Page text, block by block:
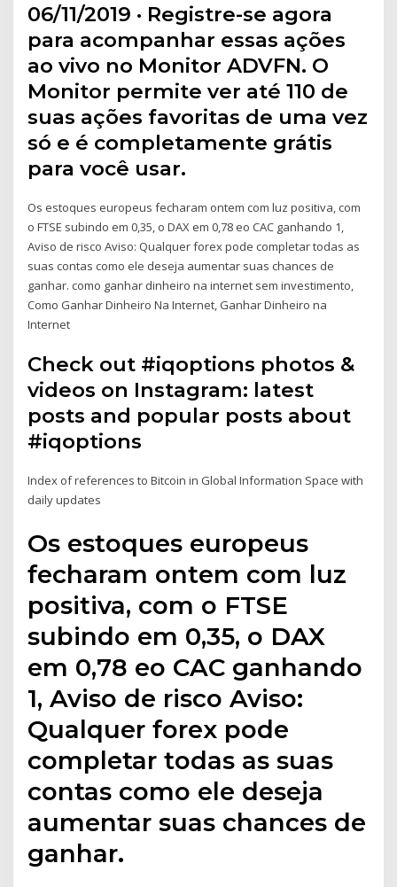
06/11/2019 · Registre-se agora
para acompanhar essas ações
ao vivo no Monitor ADVFN. O
Monitor permite ver até 110 de
suas ações favoritas de uma vez
só e é completamente grátis
para você usar.
Os estoques europeus fecharam ontem com luz positiva, com
o FTSE subindo em 0,35, o DAX em 0,78 eo CAC ganhando 1,
Aviso de risco Aviso: Qualquer forex pode completar todas as
suas contas como ele deseja aumentar suas chances de
ganhar. como ganhar dinheiro na internet sem investimento,
Como Ganhar Dinheiro Na Internet, Ganhar Dinheiro na
Internet
Check out #iqoptions photos &
videos on Instagram: latest
posts and popular posts about
#iqoptions
Index of references to Bitcoin in Global Information Space with
daily updates
Os estoques europeus
fecharam ontem com luz
positiva, com o FTSE
subindo em 0,35, o DAX
em 0,78 eo CAC ganhando
1, Aviso de risco Aviso:
Qualquer forex pode
completar todas as suas
contas como ele deseja
aumentar suas chances de
ganhar.